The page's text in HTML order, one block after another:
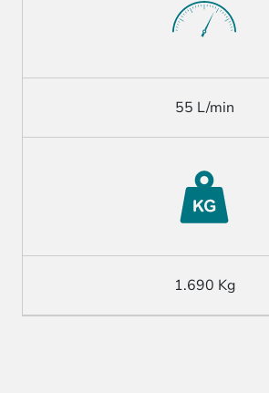
55 L/min
1.690 Kg